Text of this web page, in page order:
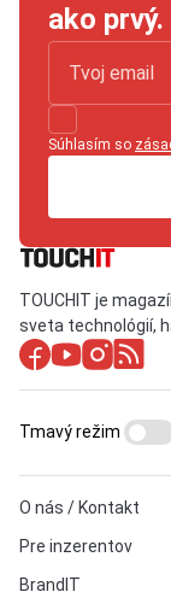
ako prvý.
Súhlasím so
TOUCHIT je
sveta technológií,
O nás / Kontakt
Pre inzerentov
BrandIT
Tmavý režim